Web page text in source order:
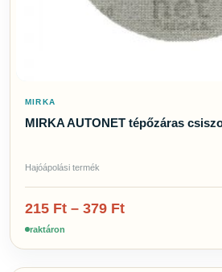
Tikal Marine
MIRKA
MIRKA AUTONET tépőzáras
Hajóápolási termék
215 Ft – 379 Ft
raktáron